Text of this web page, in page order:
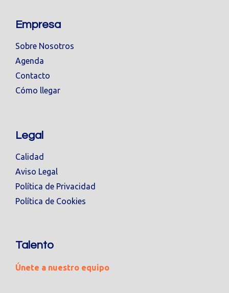
Empresa
Sobre Nosotros
Agenda
Contacto
Cómo llegar
Legal
Calidad
Aviso Legal
Política de Privacidad
Política de Cookies
Talento
Únete a nuestro equipo